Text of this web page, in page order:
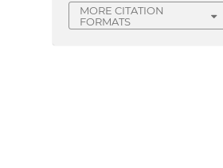
MORE CITATION
FORMATS